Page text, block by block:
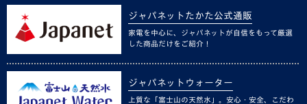
ジャパネットたかた公式通販
家電を中心に、ジャパネットが自信をもって厳選
した商品だけをご紹介！
ジャパネットウォーター
上質な「富士山の天然水」。安心・安全、こだわ